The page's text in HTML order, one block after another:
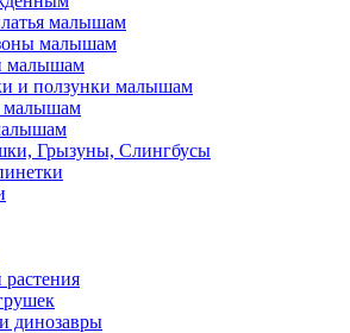
малышам
малышам
малышам
и ползунки малышам
Грызуны, Слингбусы
растения
динозавры